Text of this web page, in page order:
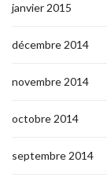
janvier 2015
décembre 2014
novembre 2014
octobre 2014
septembre 2014